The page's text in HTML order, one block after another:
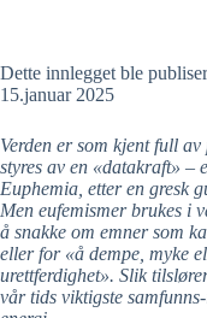
Dette innlegget ble
15.januar 2025
Verden er som kjent full
styres av en «datakraft» –
Euphemia, etter en gresk
Men eufemismer brukes i
å snakke om emner som
eller for «å dempe, myke
urettferdighet». Slik
vår tids viktigste